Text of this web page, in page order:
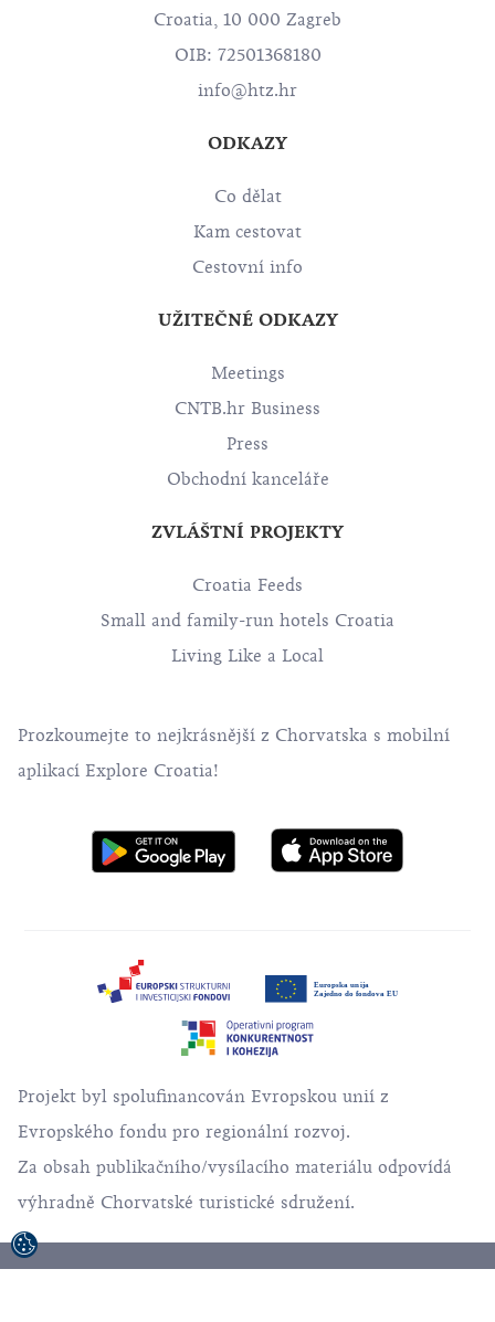
Croatia, 10 000 Zagreb
OIB: 72501368180
info@htz.hr
ODKAZY
Co dělat
Kam cestovat
Cestovní info
UŽITEČNÉ ODKAZY
Meetings
CNTB.hr Business
Press
Obchodní kanceláře
ZVLÁŠTNÍ PROJEKTY
Croatia Feeds
Small and family-run hotels Croatia
Living Like a Local
Prozkoumejte to nejkrásnější z Chorvatska s mobilní
aplikací Explore Croatia!
Projekt byl spolufinancován Evropskou unií z
Evropského fondu pro regionální rozvoj.
Za obsah publikačního/vysílacího materiálu odpovídá
výhradně Chorvatské turistické sdružení.